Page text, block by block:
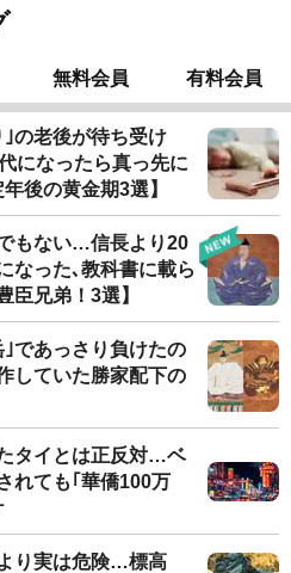
無料会員 有料会員
の老後が待ち受け
になったら真っ先に
後の黄金期3選】
もない…信長より20
なった､教科書に載ら
臣兄弟！3選】
であっさり負けたの
していた勝家配下の
タイとは正反対…ベ
れても｢華僑100万
り実は危険…標高